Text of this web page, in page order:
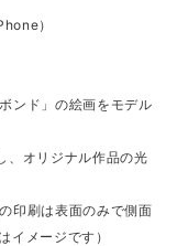
）
ンド」の絵画をモデル
、オリジナル作品の光
印刷は表面のみで側面
イメージです）